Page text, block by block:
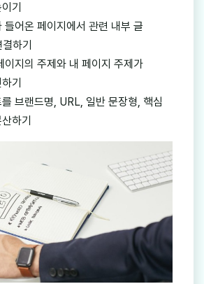
기
들어온 페이지에서 관련 내부 글
하기
이지의 주제와 내 페이지 주제가
기
브랜드명, URL, 일반 문장형, 핵심
하기